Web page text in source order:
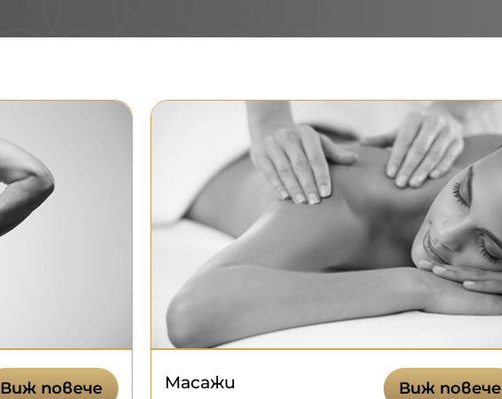
Виж повече Масажи Виж повече